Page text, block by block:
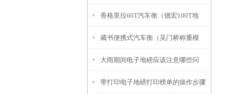
香格里拉60T汽车衡（德宏100T地
磅）峨山地磅）古城100T吊秤维修
藏书便携式汽车衡（吴门桥称重模
块）友新地磅维修
大雨期间电子地磅应该注意哪些问
题？
带打印电子地磅打印榜单的操作步骤